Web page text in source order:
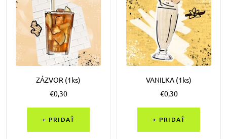
ZÁZVOR (1ks)
Výpredajová
€0,30
+ PRIDAŤ
VANILKA (1ks)
Výpredajová
€0,30
+ PRIDAŤ